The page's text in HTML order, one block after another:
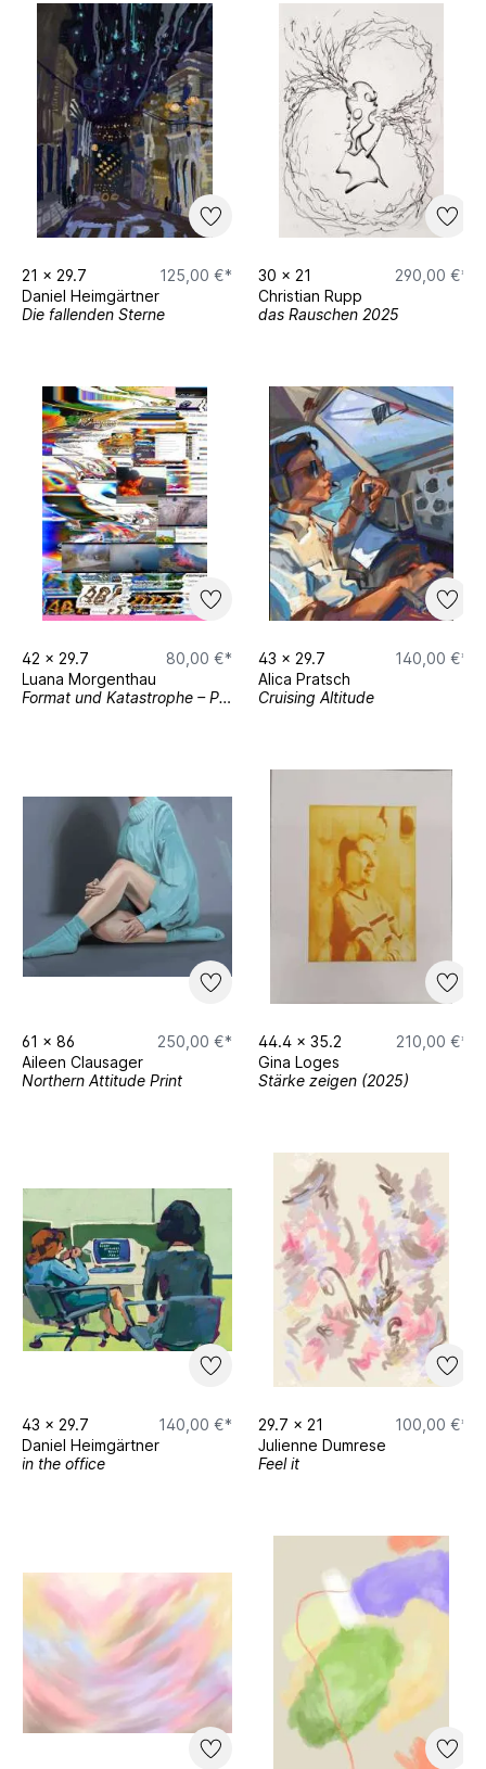
21 x 29.7
125,00 €*
Daniel Heimgärtner
Die fallenden Sterne
30 x 21
290,00 €*
Christian Rupp
das Rauschen 2025
42 x 29.7
80,00 €*
Luana Morgenthau
Format und Katastrophe – Plakat
43 x 29.7
140,00 €*
Alica Pratsch
Cruising Altitude
61 x 86
250,00 €*
Aileen Clausager
Northern Attitude Print
44.4 x 35.2
210,00 €*
Gina Loges
Stärke zeigen (2025)
43 x 29.7
140,00 €*
Daniel Heimgärtner
in the office
29.7 x 21
100,00 €*
Julienne Dumrese
Feel it